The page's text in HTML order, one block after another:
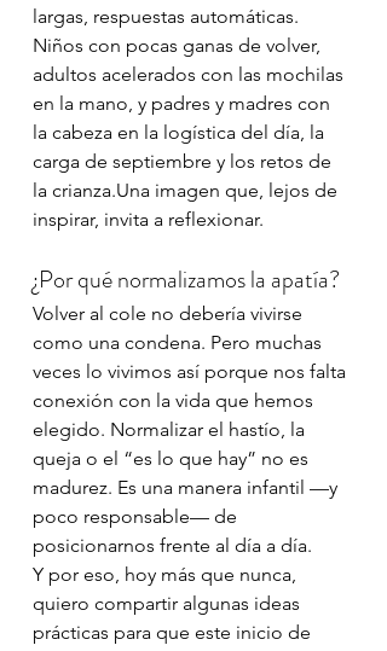
largas, respuestas automáticas.
Niños con pocas ganas de volver,
adultos acelerados con las mochilas
en la mano, y padres y madres con
la cabeza en la logística del día, la
carga de septiembre y los retos de
la crianza.Una imagen que, lejos de
inspirar, invita a reflexionar.
¿Por qué normalizamos la apatía?
Volver al cole no debería vivirse
como una condena. Pero muchas
veces lo vivimos así porque nos falta
conexión con la vida que hemos
elegido. Normalizar el hastío, la
queja o el “es lo que hay” no es
madurez. Es una manera infantil —y
poco responsable— de
posicionarnos frente al día a día.
Y por eso, hoy más que nunca,
quiero compartir algunas ideas
prácticas para que este inicio de